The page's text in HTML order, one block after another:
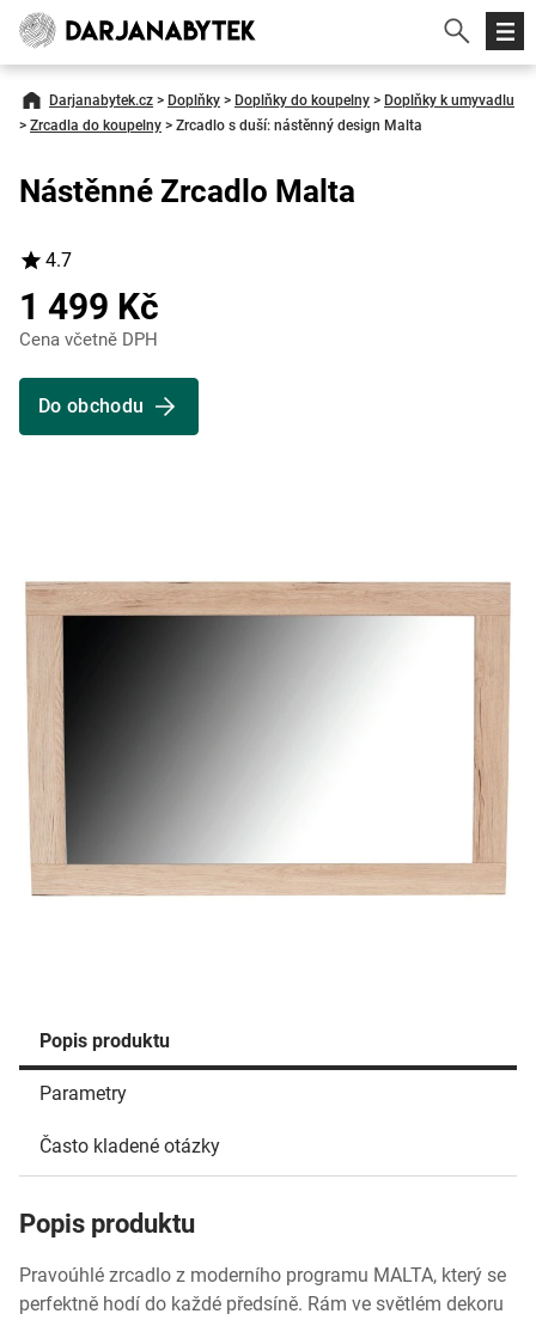
Darjanabytek.cz > Doplňky > Doplňky do koupelny > Doplňky k umyvadlu
> Zrcadla do koupelny > Zrcadlo s duší: nástěnný design Malta
Popis produktu
Parametry
Často kladené otázky
Popis produktu
Pravoúhlé zrcadlo z moderního programu MALTA, který se
perfektně hodí do každé předsíně. Rám ve světlém dekoru
Nástěnné Zrcadlo Malta
4.7
1 499 Kč
Cena včetně DPH
Do obchodu